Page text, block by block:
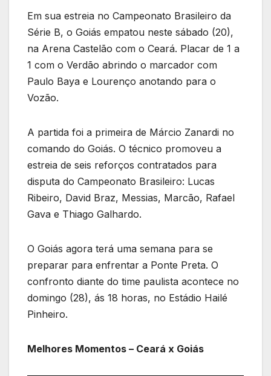
er e
b
o
o
s
A
p
p
gr
a
m
e
dI
n
e
st
ar
e
Em sua estreia no Campeonato Brasileiro da
Série B, o Goiás empatou neste sábado (20),
na Arena Castelão com o Ceará. Placar de 1 a
1 com o Verdão abrindo o marcador com
Paulo Baya e Lourenço anotando para o
Vozão.
A partida foi a primeira de Márcio Zanardi no
comando do Goiás. O técnico promoveu a
estreia de seis reforços contratados para
disputa do Campeonato Brasileiro: Lucas
Ribeiro, David Braz, Messias, Marcão, Rafael
Gava e Thiago Galhardo.
O Goiás agora terá uma semana para se
preparar para enfrentar a Ponte Preta. O
confronto diante do time paulista acontece no
domingo (28), ás 18 horas, no Estádio Hailé
Pinheiro.
Melhores Momentos – Ceará x Goiás